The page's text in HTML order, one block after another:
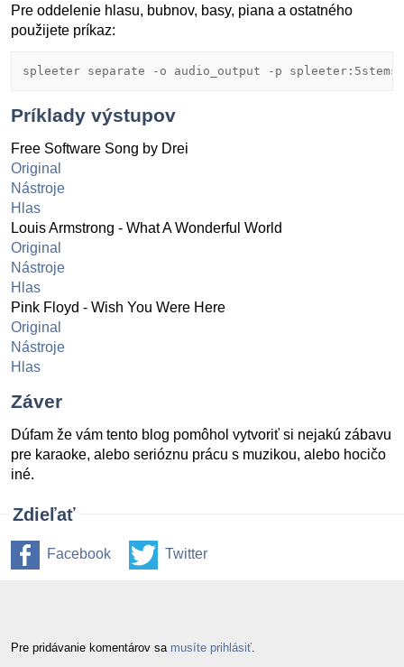
Pre oddelenie hlasu, bubnov, basy, piana a ostatného
použijete príkaz:
spleeter separate -o audio_output -p spleeter:5stems
Príklady výstupov
Free Software Song by Drei
Original
Nástroje
Hlas
Louis Armstrong - What A Wonderful World
Original
Nástroje
Hlas
Pink Floyd - Wish You Were Here
Original
Nástroje
Hlas
Záver
Dúfam že vám tento blog pomôhol vytvoriť si nejakú zábavu
pre karaoke, alebo serióznu prácu s muzikou, alebo hocičo
iné.
Zdieľať
Facebook Twitter
Pre pridávanie komentárov sa musíte prihlásiť